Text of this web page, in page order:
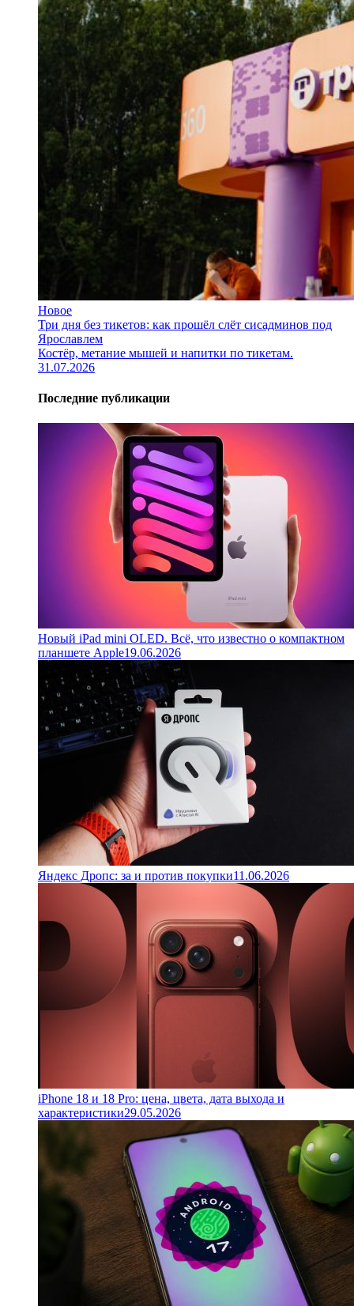
Новое
Три дня без тикетов: как прошёл слёт сисадминов под
Ярославлем
Костёр, метание мышей и напитки по тикетам.
31.07.2026
Последние публикации
Новый iPad mini OLED. Всё, что известно о компактном
планшете Apple19.06.2026
Яндекс Дропс: за и против покупки11.06.2026
iPhone 18 и 18 Pro: цена, цвета, дата выхода и
характеристики29.05.2026